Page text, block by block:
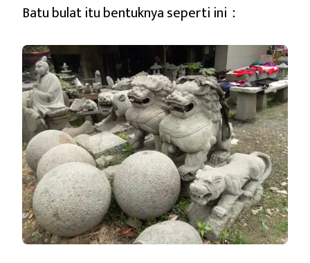
Batu bulat itu bentuknya seperti ini：